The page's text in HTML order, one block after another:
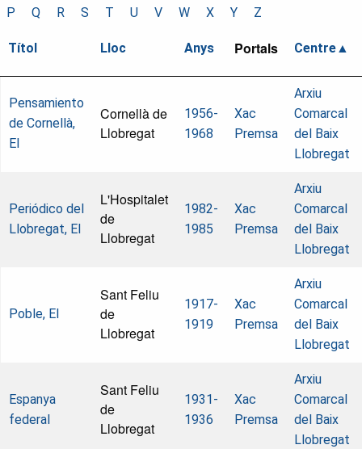
P
Q R S T U V W X Y Z
Títol Lloc Anys Portals Centre
Pensamiento
de Cornellà,
El
Cornellà de
Llobregat
1956-
1968
Xac
Premsa
Arxiu
Comarcal
del Baix
Llobregat
Periódico del
Llobregat, El
L'Hospitalet
de
Llobregat
1982-
1985
Xac
Premsa
Arxiu
Comarcal
del Baix
Llobregat
Poble, El
Sant Feliu
de
Llobregat
1917-
1919
Xac
Premsa
Arxiu
Comarcal
del Baix
Llobregat
Espanya
federal
Sant Feliu
de
Llobregat
1931-
1936
Xac
Premsa
Arxiu
Comarcal
del Baix
Llobregat